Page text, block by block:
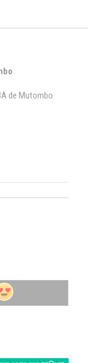
de Mutombo